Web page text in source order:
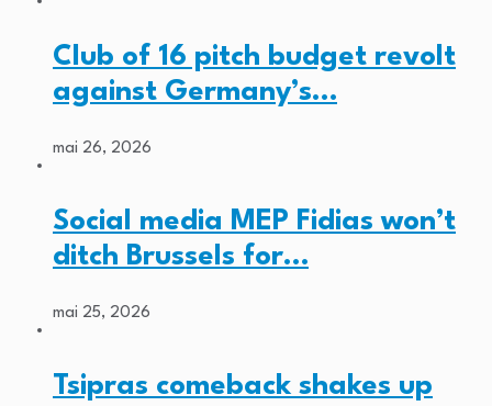
Club of 16 pitch budget revolt
against Germany’s…
mai 26, 2026
Social media MEP Fidias won’t
ditch Brussels for…
mai 25, 2026
Tsipras comeback shakes up